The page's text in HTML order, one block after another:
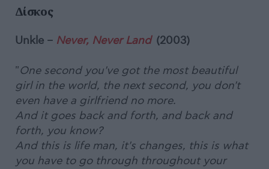
Δίσκος
Unkle – Never, Never Land(2003)
"One second you've got the most beautiful
girl in the world, the next second, you don't
even have a girlfriend no more.
And it goes back and forth, and back and
forth, you know?
And this is life man, it's changes, this is what
you have to go through throughout your